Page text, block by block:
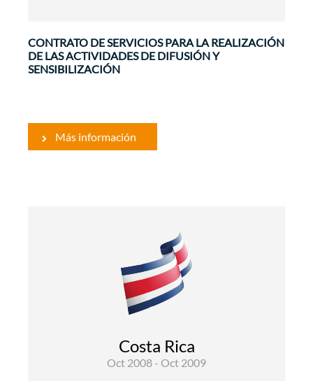
CONTRATO DE SERVICIOS PARA LA REALIZACIÓN
DE LAS ACTIVIDADES DE DIFUSIÓN Y
SENSIBILIZACIÓN
Más información
Costa Rica
Oct 2008 - Oct 2009
Comunicación
El Régimen Municipal costarricense presenta
serias debilidades en su desarrollo institucional,
financiero y de recursos humanos, lo que
refuerza la política gubernamental centralista
competencias. El objetivo específico del
contrato es mejorar el ...